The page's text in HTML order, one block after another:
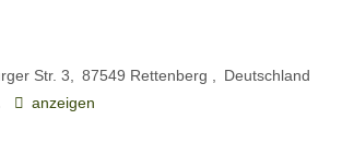
Str. 3 87549 Rettenberg
Deutschland
anzeigen